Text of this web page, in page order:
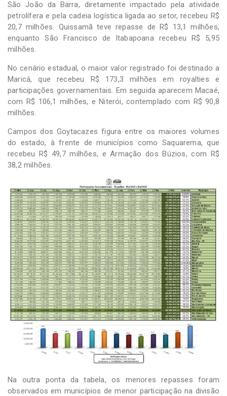
São João da Barra, diretamente impactado pela atividade
petrolífera e pela cadeia logística ligada ao setor, recebeu R$
20,7 milhões. Quissamã teve repasse de R$ 13,1 milhões,
enquanto São Francisco de Itabapoana recebeu R$ 5,95
milhões.
No cenário estadual, o maior valor registrado foi destinado a
Maricá, que recebeu R$ 173,3 milhões em royalties e
participações governamentais. Em seguida aparecem Macaé,
com R$ 106,1 milhões, e Niterói, contemplado com R$ 90,8
milhões.
Campos dos Goytacazes figura entre os maiores volumes
do estado, à frente de municípios como Saquarema, que
recebeu R$ 49,7 milhões, e Armação dos Búzios, com R$
38,2 milhões.
Na outra ponta da tabela, os menores repasses foram
observados em municípios de menor participação na divisão